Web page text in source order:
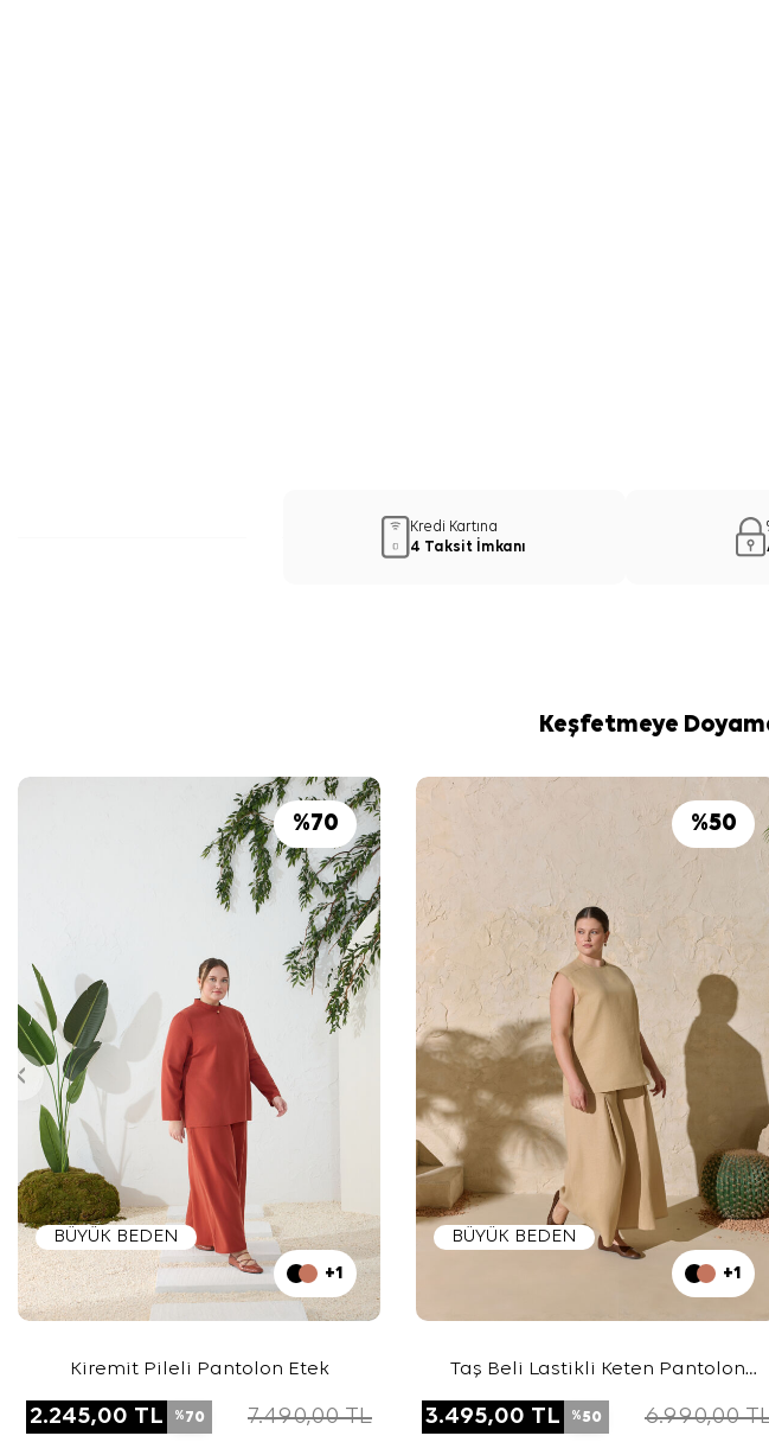
Kredi Kartına
4 Taksit İmkanı
Keşfetmeye
BÜYÜK BEDEN
%70
+1
Kiremit Pileli Pantolon Etek
2.245,00 TL %70 7.490,00TL
BÜYÜK BEDEN
%50
+1
Taş Beli Lastikli Keten Pantolon
3.495,00 TL %50 6.990,00